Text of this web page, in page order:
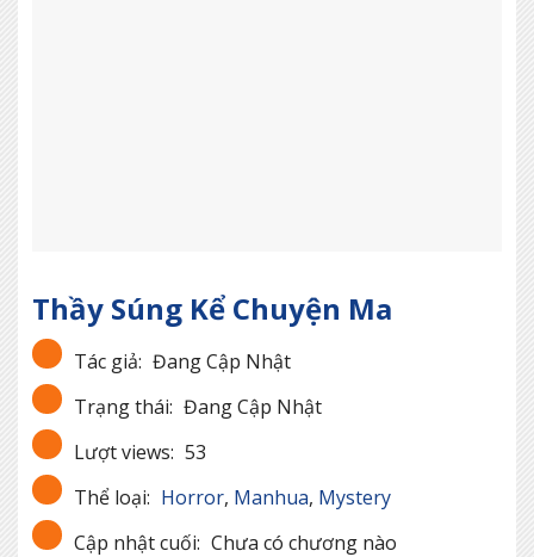
Thầy Súng Kể Chuyện Ma
Tác giả: Đang Cập Nhật
Trạng thái: Đang Cập Nhật
Lượt views: 53
Thể loại: Horror, Manhua, Mystery
Cập nhật cuối: Chưa có chương nào